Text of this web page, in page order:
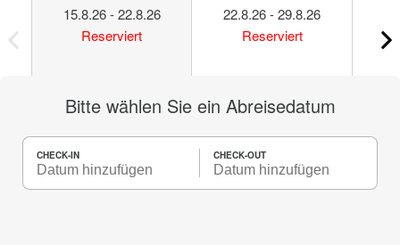
15.8.26 - 22.8.26
Reserviert
22.8.26 - 29.8.26
Reserviert
Bitte wählen Sie ein Abreisedatum
CHECK-IN CHECK-OUT